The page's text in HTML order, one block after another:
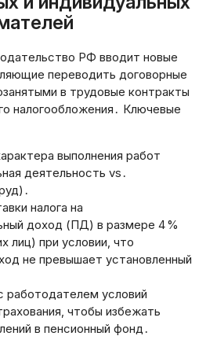
РФ вводит новые
переводить договорные
в трудовые контракты
налогообложения․ Ключевые
выполнения работ
деятельность vs․
налога на
доход (ПД) в размере 4 %
лиц) при условии‚ что
не превышает установленный
работодателем условий
чтобы избежать
в пенсионный фонд․